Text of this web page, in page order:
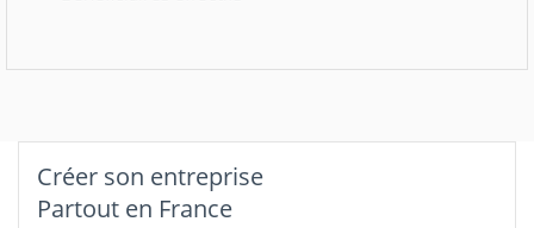
Créer son entreprise
Partout en France